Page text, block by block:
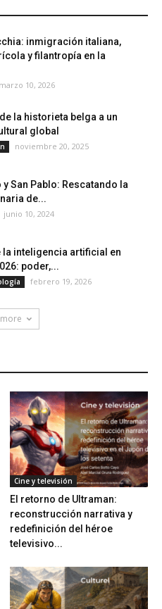
inmigración italiana,
y filantropía en la
marzo 10, 2026
la historieta belga a un
global
noviembre 20, 2025
y San Pablo: Rescatando la
de...
junio 10, 2024
la inteligencia artificial en
poder,...
febrero 19, 2026
Cine y televisión
El retorno de Ultraman:
reconstrucción narrativa y
redefinición del héroe
televisivo...